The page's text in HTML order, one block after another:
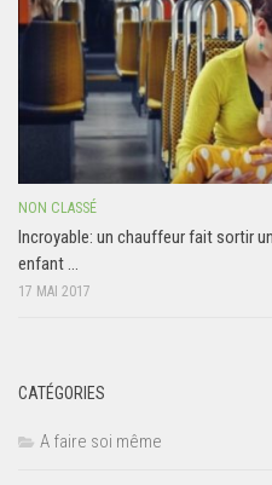
NON CLASSÉ
Incroyable: un chauffeur fait sortir
enfant …
17 MAI 2017
CATÉGORIES
A faire soi même